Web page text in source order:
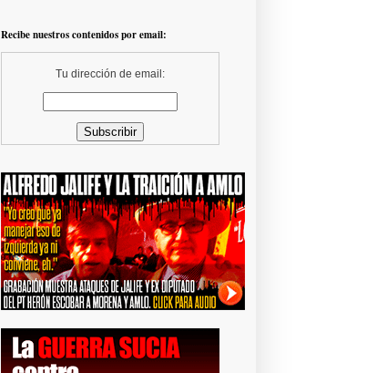
Recibe nuestros contenidos por email:
Tu dirección de email: